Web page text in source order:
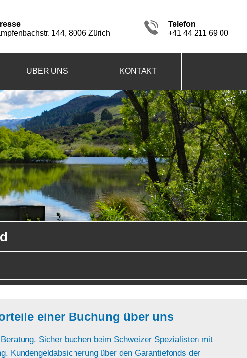
144, 8006 Zürich
Telefon
+41 44 211 69 00
ÜBER UNS KONTAKT
einer Buchung über uns
Sicher buchen beim Schweizer Spezialisten mit
Kundengeldabsicherung über den Garantiefonds der